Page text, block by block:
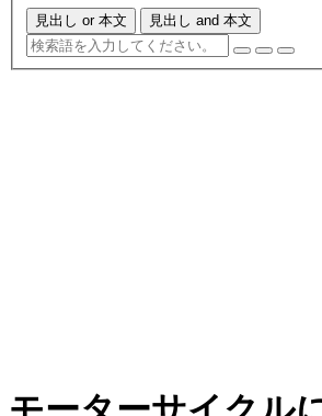
見出し or 本文 見出し and 本文